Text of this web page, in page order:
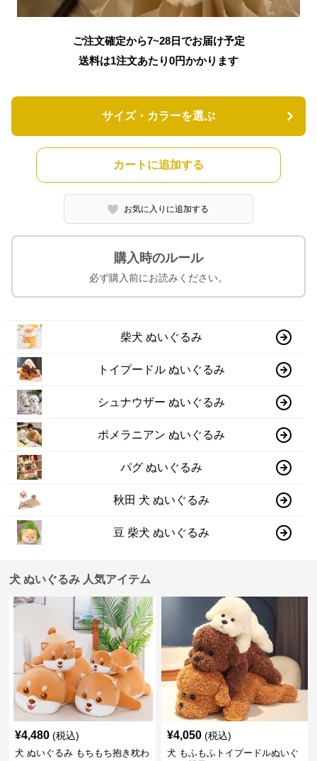
ご注文確定から7~28日でお届け予定
送料は1注文あたり0円かかります
サイズ・カラーを選ぶ
カートに追加する
お気に入りに追加する
購入時のルール
必ず購入前にお読みください。
柴犬 ぬいぐるみ
トイプードル ぬいぐるみ
シュナウザー ぬいぐるみ
ポメラニアン ぬいぐるみ
パグ ぬいぐるみ
秋田 犬 ぬいぐるみ
豆 柴犬 ぬいぐるみ
犬 ぬいぐるみ 人気アイテム
¥4,480 (税込)
犬 ぬいぐるみ もちもち抱き枕わ
¥4,050 (税込)
犬 もふもふトイプードルぬいぐ